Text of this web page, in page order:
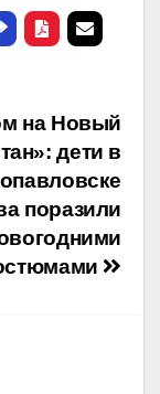
на Новый
дети в
поразили